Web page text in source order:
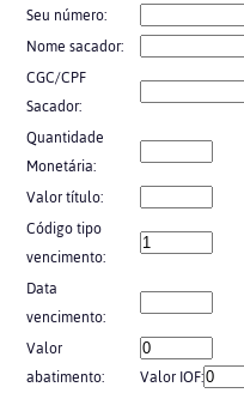
Seu número:
Nome sacador:
CGC/CPF
Sacador:
Quantidade
Monetária:
Valor título:
Código tipo
vencimento:
Data
vencimento:
Valor
abatimento:
Valor IOF: